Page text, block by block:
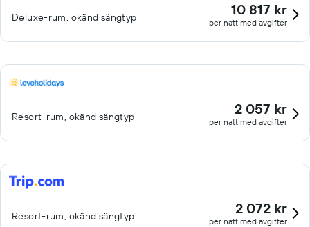
Deluxe-rum, okänd sängtyp 10 817 kr
per natt med avgifter
Resort-rum, okänd sängtyp 2 057 kr
per natt med avgifter
Resort-rum, okänd sängtyp 2 072 kr
per natt med avgifter